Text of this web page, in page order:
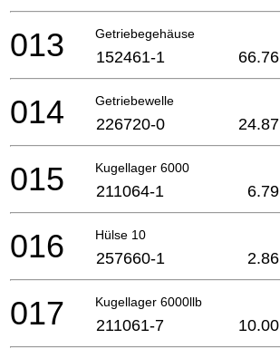
Getriebegehäuse
013 152461-1 66.76
Getriebewelle
014 226720-0 24.87
Kugellager 6000
015 211064-1 6.79
Hülse 10
016 257660-1 2.86
Kugellager 6000llb
017 211061-7 10.00